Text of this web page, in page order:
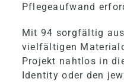
Pflegeaufwand
Mit 94 sorgfältig
vielfältigen
Projekt nahtlos in
Identity oder den